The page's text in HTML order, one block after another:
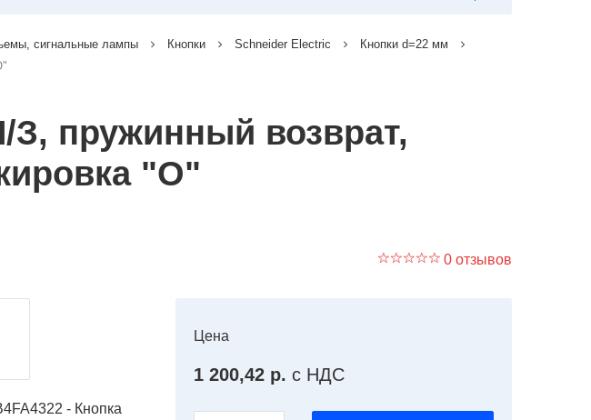
сигнальные лампы Кнопки Schneider Electric
Кнопки d=22 мм
З, пружинный возврат,
"O"
0 отзывов
- Кнопка
Цена
1 200,42 р. с НДС